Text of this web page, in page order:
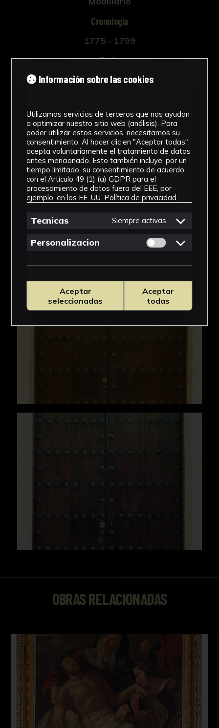
Cronología
1775 - 1799
Estilo
Barroco
Rectorado
Ver más
Descargar Ficha
IMÁGENES
OBRAS RELACIONADAS
Información sobre las cookies
Utilizamos servicios de terceros que nos ayudan
a optimizar nuestro sitio web (análisis). Para
poder utilizar estos servicios, necesitamos su
consentimiento. Al hacer clic en "Aceptar todas",
acepta voluntariamente el tratamiento de datos
antes mencionado. Esto también incluye, por un
tiempo limitado, su consentimiento de acuerdo
con el Artículo 49 (1) (a) GDPR para el
procesamiento de datos fuera del EEE, por
ejemplo, en los EE. UU. Política de privacidad
Tecnicas Siempre activas
Personalizacion Permitir cookies
Aceptar
seleccionadas
Aceptar
todas